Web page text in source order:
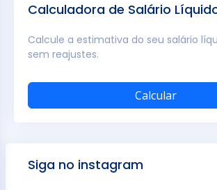
Calculadora de Salário
Calcule a estimativa do seu salário
sem reajustes.
Calcular
Siga no instagram